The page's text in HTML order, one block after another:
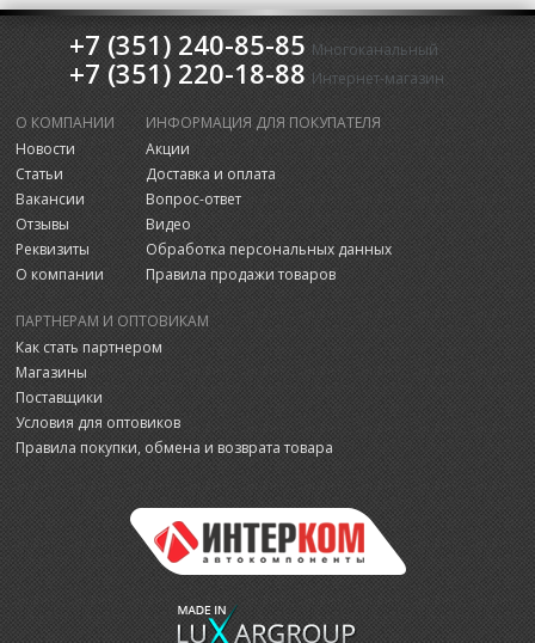
+7 (351) 240-85-85 Многоканальный
+7 (351) 220-18-88 Интернет-магазин
О КОМПАНИИ
Новости
Статьи
Вакансии
Отзывы
Реквизиты
О компании
ИНФОРМАЦИЯ ДЛЯ ПОКУПАТЕЛЯ
Акции
Доставка и оплата
Вопрос-ответ
Видео
Обработка персональных данных
Правила продажи товаров
ПАРТНЕРАМ И ОПТОВИКАМ
Как стать партнером
Магазины
Поставщики
Условия для оптовиков
Правила покупки, обмена и возврата товара